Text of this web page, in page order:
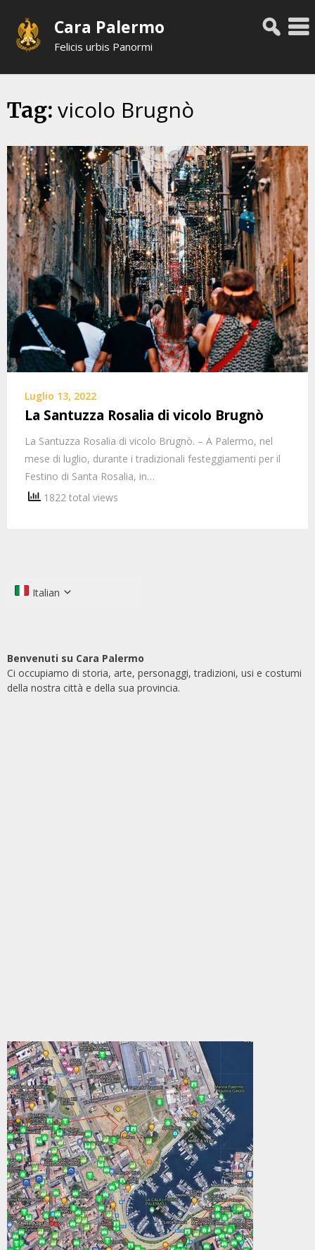
content
Cara Palermo
Felicis urbis Panormi
Tag: vicolo Brugnò
Luglio 13, 2022
La Santuzza Rosalia di vicolo Brugnò
La Santuzza Rosalia di vicolo Brugnò. – A Palermo, nel
mese di luglio, durante i tradizionali festeggiamenti per il
Festino di Santa Rosalia, in…
1822 total views
Italian
Benvenuti su Cara Palermo
Ci occupiamo di storia, arte, personaggi, tradizioni, usi e costumi
della nostra città e della sua provincia.